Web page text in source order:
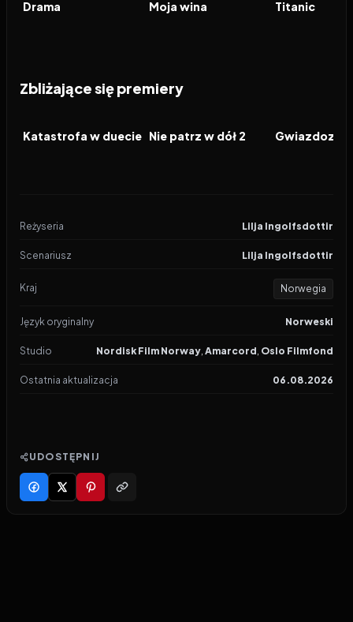
FILM
Drama FILM
Moja wina FILM
Titanic
Zbliżające się premiery
FILM
Katastrofa w duecie FILM
Nie patrz w dół 2 FILM
Reżyseria Lilja Ingolfsdottir
Scenariusz Lilja Ingolfsdottir
Kraj Norwegia
Język oryginalny Norweski
Studio Nordisk Film Norway, Amarcord, Oslo Filmfond
Ostatnia aktualizacja 06.08.2026
UDOSTĘPNIJ